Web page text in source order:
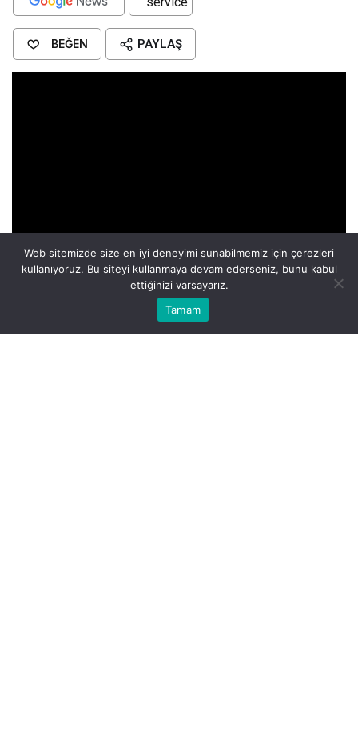
BEĞEN PAYLAŞ
Atlar, tarih boyunca güç ve özgürlüğün sembolü
Bu web sitesinde en iyi deneyimi yaşamanızı sağlamak için
Eczaneler
Web sitemizde size en iyi deneyimi sunabilmemiz için çerezleri
kullanıyoruz. Bu siteyi kullanmaya devam ederseniz, bunu kabul
ettiğinizi varsayarız.
Tamam